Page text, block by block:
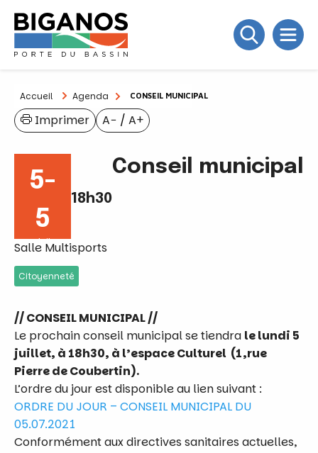
Accueil Agenda CONSEIL MUNICIPAL
A− / A+
Imprimer
5-
5
Juil
18h30
Conseil municipal
Salle Multisports
Citoyenneté
// CONSEIL MUNICIPAL //
Le prochain conseil municipal se tiendra le lundi 5
juillet, à 18h30, à l’espace Culturel (1,rue
Pierre de Coubertin).
L’ordre du jour est disponible au lien suivant :
ORDRE DU JOUR – CONSEIL MUNICIPAL DU
05.07.2021
Conformément aux directives sanitaires actuelles,